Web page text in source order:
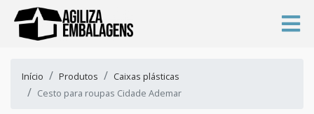
Início Produtos
Caixas plásticas
Cesto para roupas Cidade Ademar